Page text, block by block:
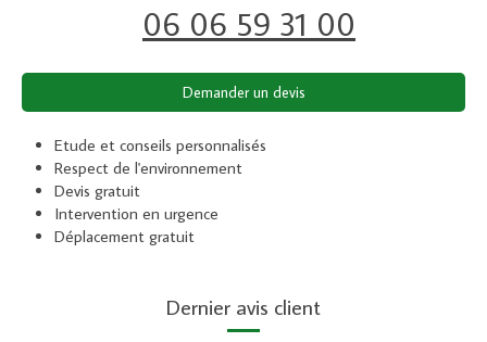
06 06 59 31 00
Demander un devis
Etude et conseils personnalisés
Respect de l'environnement
Devis gratuit
Intervention en urgence
Déplacement gratuit
Dernier avis client